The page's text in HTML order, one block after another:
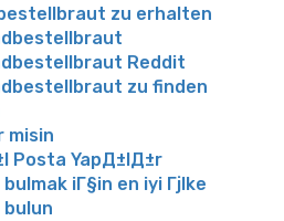
zu erhalten
Reddit
zu finden
misin
Posta YapД±lД±r
iГ§in en iyi Гјlke